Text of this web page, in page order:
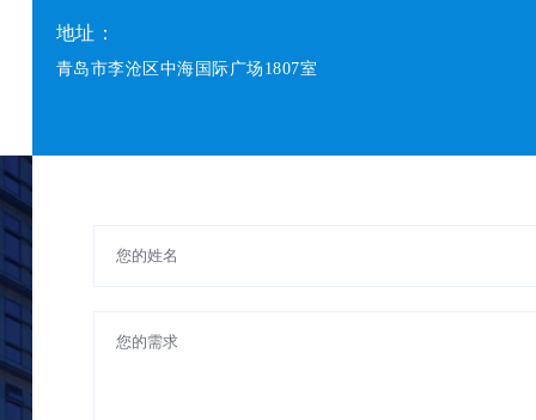
地址：
青岛市李沧区中海国际广场1807室